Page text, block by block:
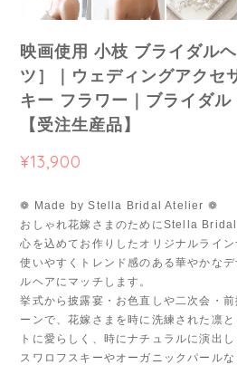
映画使用 小枝 ブライダル
ツ］｜ウェディングアクセ
キー フラワー｜ブライダ
【受注生産品】
¥13,900
❁ Made by Stella Bridal Atelier ❁
おしゃれ花嫁さまのためにStella
心を込めてお作りしたオリジナルライン
使いやすくトレンド感のある華やかな
ルヘアにマッチします。
挙式から披露宴・お色直しや二次会・
ーンで、花嫁さまを時に洗練された凛
トに愛らしく、時にナチュラルに演出し
スワロフスキーやオーガニックパール